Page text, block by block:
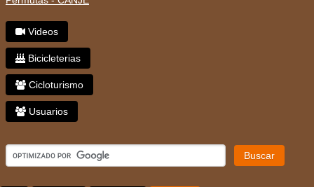
Videos
Bicicleterias
Cicloturismo
Usuarios
Buscar